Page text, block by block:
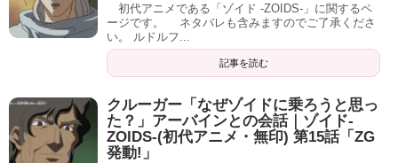
初代アニメである「ゾイド -ZOIDS-」に関するペ
ージです。 ネタバレも含みますのでご了承くださ
い。 ルドルフ...
記事を読む
クルーガー「なぜゾイドに乗ろうと思っ
た？」アーバインとの会話｜ゾイド-
ZOIDS-(初代アニメ・無印) 第15話「ZG
発動!」